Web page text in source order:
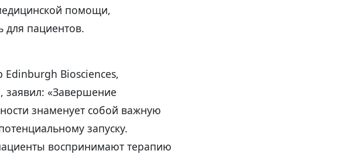
помощи,
для пациентов.
Biosciences,
«Завершение
знаменует собой важную
запуску.
воспринимают терапию